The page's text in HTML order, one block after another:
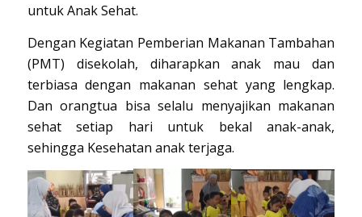
untuk Anak Sehat.
Dengan Kegiatan Pemberian Makanan Tambahan
(PMT) disekolah, diharapkan anak mau dan
terbiasa dengan makanan sehat yang lengkap.
Dan orangtua bisa selalu menyajikan makanan
sehat setiap hari untuk bekal anak-anak,
sehingga Kesehatan anak terjaga.